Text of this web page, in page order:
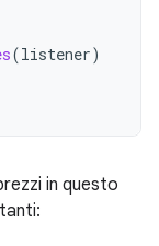
(listener)
in questo